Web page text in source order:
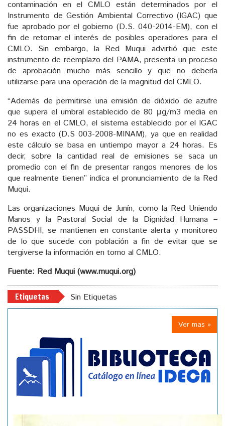
contaminación en el CMLO están determinados por el
Instrumento de Gestión Ambiental Correctivo (IGAC) que
fue aprobado por el gobierno (D.S. 040-2014-EM), con el
fin de retomar el interés de posibles operadores para el
CMLO. Sin embargo, la Red Muqui advirtió que este
instrumento de reemplazo del PAMA, presenta un proceso
de aprobación mucho más sencillo y que no debería
utilizarse para una operación de la magnitud del CMLO.
“Además de permitirse una emisión de dióxido de azufre
que supera el umbral establecido de 80 μg/m3 media en
24 horas en el CMLO, el sistema establecido por el IGAC
no es exacto (D.S 003-2008-MINAM), ya que en realidad
este cálculo se basa en untiempo mayor a 24 horas. Es
decir, sobre la cantidad real de emisiones se saca un
promedio con el fin de presentar rangos menores de los
que realmente tienen” indica el pronunciamiento de la Red
Muqui.
Las organizaciones Muqui de Junín, como la Red Uniendo
Manos y la Pastoral Social de la Dignidad Humana –
PASSDHI, se mantienen en constante alerta y monitoreo
de lo que sucede con población a fin de evitar que se
tergiverse la información en torno al CMLO.
Fuente: Red Muqui (www.muqui.org)
Etiquetas Sin Etiquetas
Ver mas »